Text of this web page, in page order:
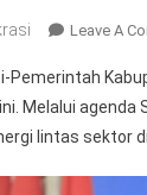
Leave A
Pemerintah
Melalui agenda
lintas sektor